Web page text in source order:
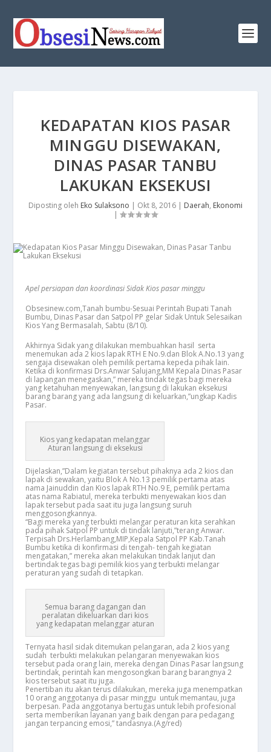
KEDAPATAN KIOS PASAR
MINGGU DISEWAKAN,
DINAS PASAR TANBU
LAKUKAN EKSEKUSI
Diposting oleh Eko Sulaksono | Okt 8, 2016 | Daerah, Ekonomi
|
Apel persiapan dan koordinasi Sidak Kios pasar minggu
Obsesinew.com,Tanah bumbu-Sesuai Perintah Bupati Tanah
Bumbu, Dinas Pasar dan Satpol PP gelar Sidak Untuk Selesaikan
Kios Yang Bermasalah, Sabtu (8/10).
Akhirnya Sidak yang dilakukan membuahkan hasil serta
menemukan ada 2 kios lapak RTH E No.9.dan Blok A.No.13 yang
sengaja disewakan oleh pemilik pertama kepeda pihak lain.
Ketika di konfirmasi Drs.Anwar Salujang,MM Kepala Dinas Pasar
di lapangan menegaskan,” mereka tindak tegas bagi mereka
yang ketahuhan menyewakan, langsung di lakukan eksekusi
barang barang yang ada langsung di keluarkan,”ungkap Kadis
Pasar.
Kios yang kedapatan melanggar
Aturan langsung di eksekusi
Dijelaskan,”Dalam kegiatan tersebut pihaknya ada 2 kios dan
lapak di sewakan, yaitu Blok A No.13 pemilik pertama atas
nama Jainuddin dan Kios lapak RTH No.9 E, pemilik pertama
atas nama Rabiatul, mereka terbukti menyewakan kios dan
lapak tersebut pada saat itu juga langsung suruh
menggosongkannya.
“Bagi mereka yang terbukti melangar peraturan kita serahkan
pada pihak Satpol PP untuk di tindak lanjuti,”terang Anwar.
Terpisah Drs.Herlambang,MIP,Kepala Satpol PP Kab.Tanah
Bumbu ketika di konfirmasi di tengah- tengah kegiatan
mengatakan,” mereka akan melakukan tindak lanjut dan
bertindak tegas bagi pemilik kios yang terbukti melangar
peraturan yang sudah di tetapkan.
Semua barang dagangan dan
peralatan dikeluarkan dari kios
yang kedapatan melanggar aturan
Ternyata hasil sidak ditemukan pelangaran, ada 2 kios yang
sudah terbukti melakukan pelangaran menyewakan kios
tersebut pada orang lain, mereka dengan Dinas Pasar langsung
bertindak, perintah kan mengosongkan barang barangnya 2
kios tersebut saat itu juga.
Penertiban itu akan terus dilakukan, mereka juga menempatkan
10 orang anggotanya di pasar minggu untuk memantau, juga
berpesan. Pada anggotanya bertugas untuk lebih profesional
serta memberikan layanan yang baik dengan para pedagang
jangan terpancing emosi,” tandasnya.(Ag/red)